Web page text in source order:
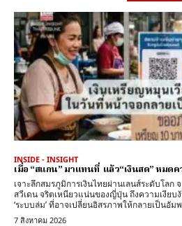
INSIDE - INSIGHT
เมื่อ “สแกน” มาแทนที่ แล้ว“เงินสด” หมด
เจาะลึกสมรภูมิการเงินไทยผ่านเลนส์ระดับโลก
สวีเดน จริตเหนียวแน่นของญี่ปุ่น ถึงความเงียบ
‘ระบบล่ม’ ที่อาจเปลี่ยนอิสรภาพให้กลายเป็นอั
7 สิงหาคม 2026